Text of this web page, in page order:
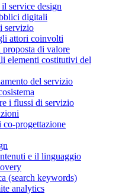
service design
digitali
servizio
attori coinvolti
di valore
elementi costitutivi del
del servizio
i flussi di servizio
progettazione
e il linguaggio
(search keywords)
analytics